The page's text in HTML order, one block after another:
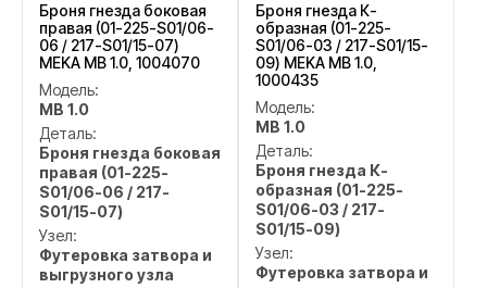
Броня гнезда боковая
правая (01-225-S01/06-
06 / 217-S01/15-07)
MEKA MB 1.0, 1004070
Модель:
MB 1.0
Деталь:
Броня гнезда боковая
правая (01-225-
S01/06-06 / 217-
S01/15-07)
Узел:
Футеровка затвора и
выгрузного узла
Броня гнезда К-
образная (01-225-
S01/06-03 / 217-S01/15-
09) MEKA MB 1.0,
1000435
Модель:
MB 1.0
Деталь:
Броня гнезда К-
образная (01-225-
S01/06-03 / 217-
S01/15-09)
Узел:
Футеровка затвора и